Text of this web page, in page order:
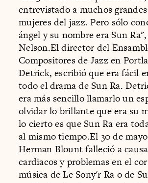
entrevistado a muchos
mujeres del jazz. Pero sólo
ángel y su nombre era Sun
Nelson.El director del
Compositores de Jazz en
Detrick, escribió que era fácil
todo el drama de Sun Ra.
era más sencillo llamarlo un
olvidar lo brillante que era su
lo cierto es que Sun Ra era
al mismo tiempo.El 30 de mayo
Herman Blount falleció a
cardiacos y problemas en el
música de Le Sony'r Ra o de